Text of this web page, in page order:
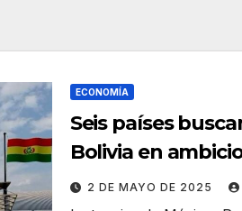
ECONOMÍA
Seis países
Bolivia en
farmacéutico
2 DE MAYO DE 2025